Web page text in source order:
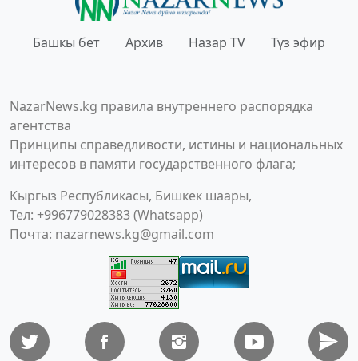
Башкы бет Архив Назар TV Түз эфир
NazarNews.kg правила внутреннего распорядка
агентства
Принципы справедливости, истины и национальных
интересов в памяти государственного флага;
Кыргыз Республикасы, Бишкек шаары,
Тел: +996779028383 (Whatsapp)
Почта: nazarnews.kg@gmail.com